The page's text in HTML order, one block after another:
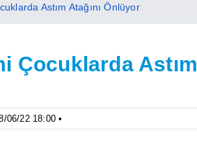
Astım Atağını Önlüyor
Çocuklarda Astım
06/22 18:00 •